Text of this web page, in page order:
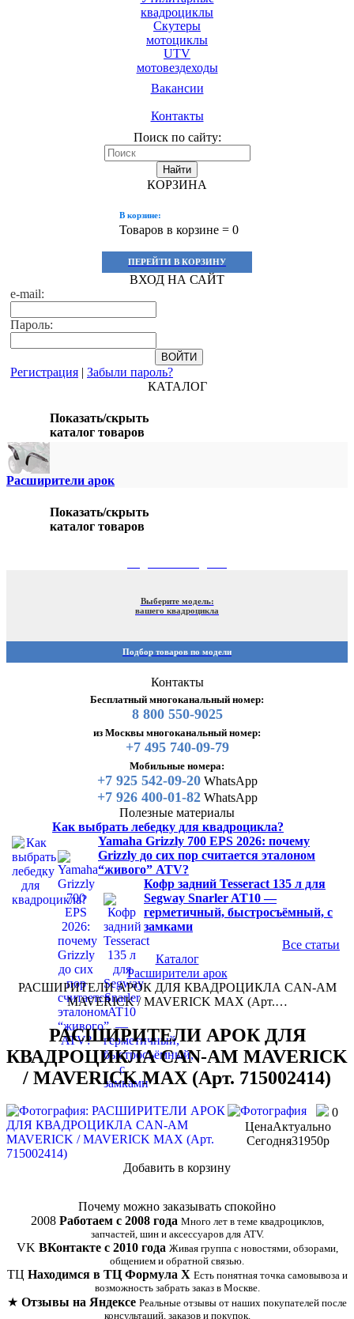
квадроциклы
Скутеры
мотоциклы
UTV
мотовездеходы
Вакансии
Контакты
Поиск по сайту:
Найти
КОРЗИНА
В корзине:
Товаров в корзине = 0
ПЕРЕЙТИ В КОРЗИНУ
ВХОД НА САЙТ
e-mail:
Пароль:
Регистрация | Забыли пароль?
КАТАЛОГ
Показать/скрыть
каталог товаров
Расширители арок
Показать/скрыть
каталог товаров
Выберите модель:
вашего квадроцикла
Подбор товаров по модели
Контакты
Бесплатный многоканальный номер:
8 800 550-9025
из Москвы многоканальный номер:
+7 495 740-09-79
Мобильные номера:
+7 925 542-09-20WhatsApp
+7 926 400-01-82WhatsApp
Полезные материалы
Как выбрать лебедку для квадроцикла?
Yamaha Grizzly 700 EPS 2026: почему
Grizzly до сих пор считается эталоном
“живого” ATV?
Кофр задний Tesseract 135 л для
Segway Snarler AT10 —
герметичный, быстросъёмный, с
замками
Все статьи
Каталог
Расширители арок
РАСШИРИТЕЛИ АРОК ДЛЯ КВАДРОЦИКЛА CAN-AM
MAVERICK / MAVERICK MAX (Арт.…
РАСШИРИТЕЛИ АРОК ДЛЯ
КВАДРОЦИКЛА CAN-AM MAVERICK
/ MAVERICK MAX (Арт. 715002414)
0
ЦенаАктуально
Сегодня31950p
Добавить в корзину
Почему можно заказывать спокойно
2008 Работаем с 2008 года Много лет в теме квадроциклов,
запчастей, шин и аксессуаров для ATV.
VK ВКонтакте с 2010 года Живая группа с новостями, обзорами,
общением и обратной связью.
ТЦ Находимся в ТЦ Формула Х Есть понятная точка самовывоза и
возможность забрать заказ в Москве.
★ Отзывы на Яндексе Реальные отзывы от наших покупателей после
консультаций, заказов и покупок.